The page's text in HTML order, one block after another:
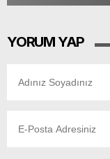
YORUM YAP